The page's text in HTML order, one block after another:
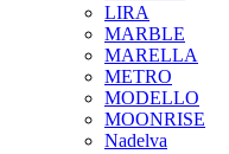
LIRA
MARBLE
MARELLA
METRO
MODELLO
MOONRISE
Nadelva